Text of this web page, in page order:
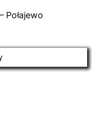
Połajewo